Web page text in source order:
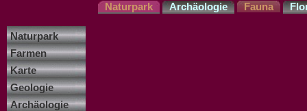
Naturpark Archäologie Fauna
Naturpark
Farmen
Karte
Geologie
Archäologie